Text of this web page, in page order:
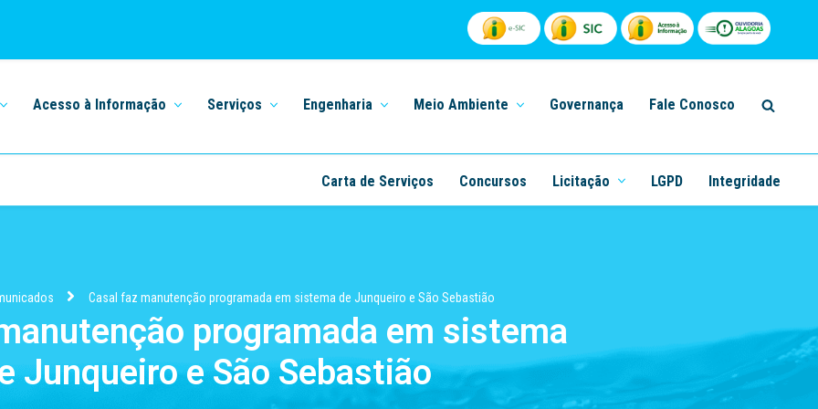
Acesso à Informação Serviços Engenharia Meio Ambiente Governança Fale Conosco
Carta de Serviços Concursos Licitação LGPD Integridade
Casal faz manutenção programada em sistema de Junqueiro e São Sebastião
programada em sistema
Junqueiro e São Sebastião